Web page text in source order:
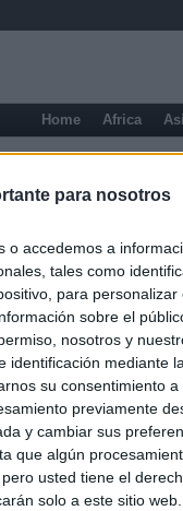
para nosotros
o accedemos a
tales como
para personalizar
sobre el
nosotros y
identificación mediante
su consentimiento
previamente
y cambiar sus
que algún
usted tiene el
solo a este sitio
Home Africa